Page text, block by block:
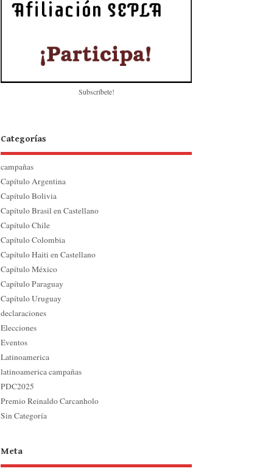
Subscríbete!
Categorías
campañas
Capítulo Argentina
Capítulo Bolivia
Capítulo Brasil en Castellano
Capítulo Chile
Capítulo Colombia
Capítulo Haiti en Castellano
Capítulo México
Capítulo Paraguay
Capítulo Uruguay
declaraciones
Elecciones
Eventos
Latinoamerica
latinoamerica campañas
PDC2025
Premio Reinaldo Carcanholo
Sin Categoría
Meta